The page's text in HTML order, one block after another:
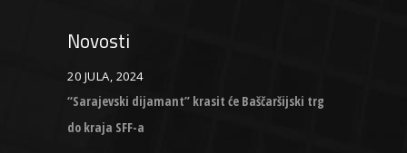
Novosti
20 JULA, 2024
“Sarajevski dijamant” krasit će Baščaršijski trg
do kraja SFF-a